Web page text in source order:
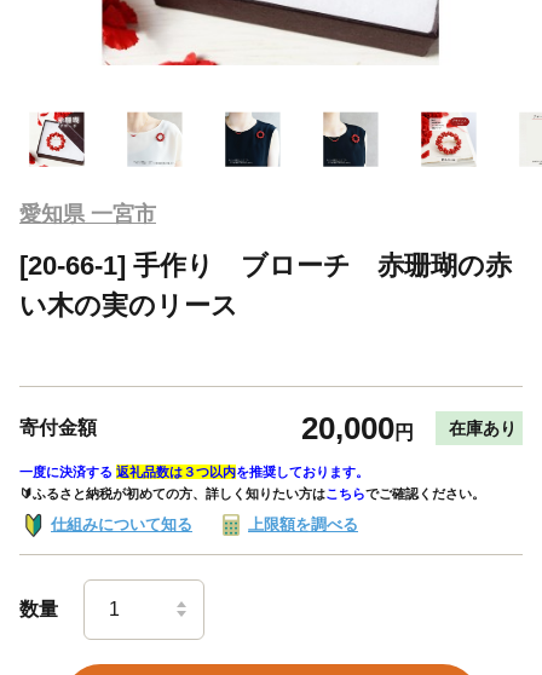
愛知県 一宮市
[20-66-1] 手作り ブローチ 赤珊瑚の赤
い木の実のリース
寄付金額 20,000円 在庫あり
一度に決済する 返礼品数は３つ以内を推奨しております。
🔰ふるさと納税が初めての方、詳しく知りたい方はこちらでご確認ください。
仕組みについて知る 上限額を調べる
数量